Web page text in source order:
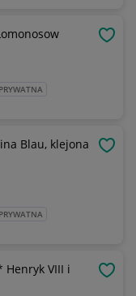
Blau, klejona
VIII i